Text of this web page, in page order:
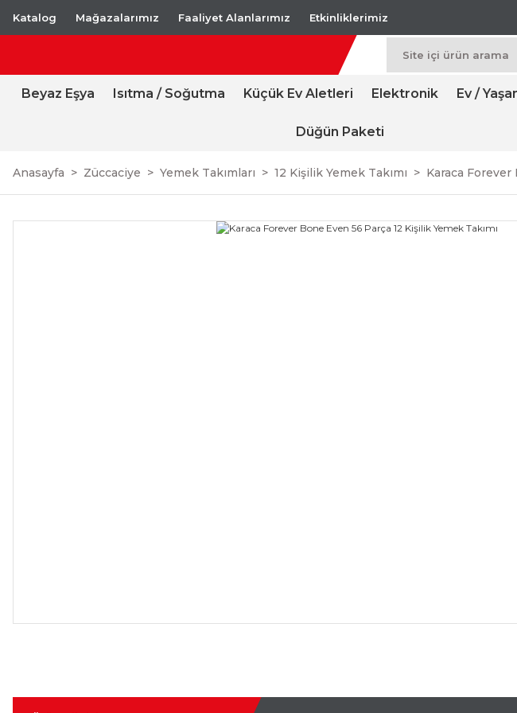
Katalog Mağazalarımız Faaliyet Alanlarımız Etkinliklerimiz
Beyaz Eşya Isıtma / Soğutma Küçük Ev Aletleri Elektronik Ev /
Düğün Paketi
Anasayfa Züccaciye Yemek Takımları 12 Kişilik Yemek Takımı Karaca Forever